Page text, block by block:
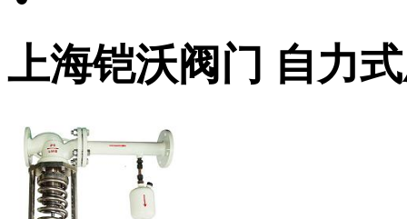
上海铠沃阀门 自力